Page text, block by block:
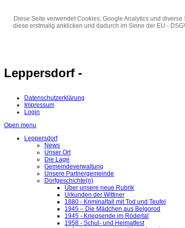
Diese Seite verwendet Cookies, Google Analytics und
diese erstmalig anklicken und dadurch im Sinne der EU -
Leppersdorf -
Datenschutzerklärung
Impressum
Login
Open menu
Leppersdorf
News
Unser Ort
Die Lage
Gemeindeverwaltung
Unsere Partnergemeinde
Dorfgeschichte(n)
Über unsere neue Rubrik
Urkunden der Wittiner
1880 - Kriminalfall mit Tod und Teufel
1945 – Die Mädchen aus Belgorod
1945 - Kriegsende im Rödertal
1958 - Schul- und Heimatfest